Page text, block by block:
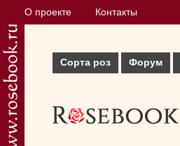
О проекте Контакты
Сорта роз Форум